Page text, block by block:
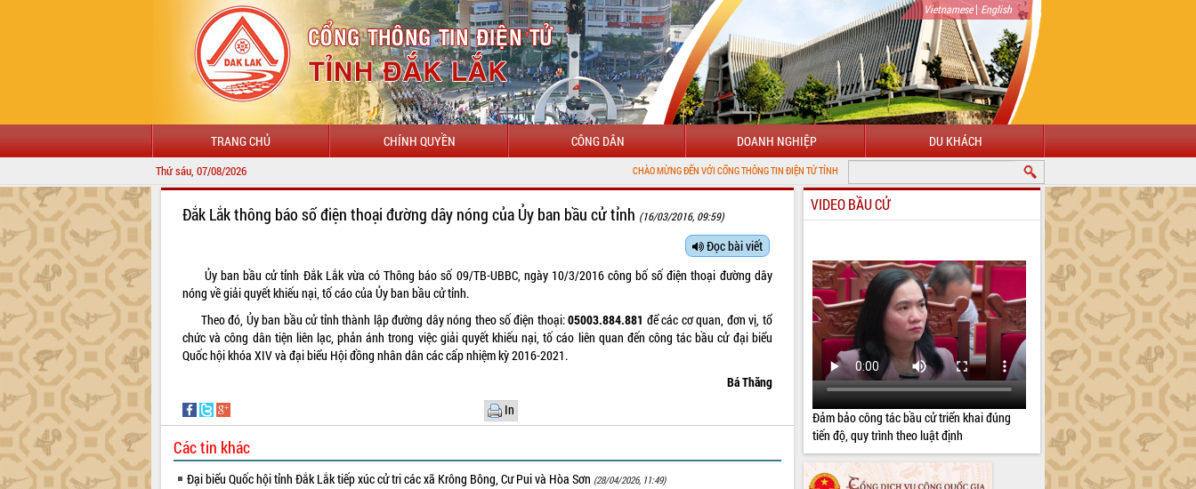
Vietnamese| English
TRANG CHỦ CHÍNH QUYỀN CÔNG DÂN DOANH NGHIỆP DU KHÁCH
Thứ sáu, 07/08/2026 CHÀO MỪNG ĐẾN VỚI CỔNG THÔNG TIN ĐIỆN TỬ TỈNH ĐẮK LẮK
Đắk Lắk thông báo số điện thoại đường dây nóng của Ủy ban bầu cử tỉnh (16/03/2016, 09:59)
Đọc bài viết
Ủy ban bầu cử tỉnh Đắk Lắk vừa có Thông báo số 09/TB-UBBC, ngày 10/3/2016 công bố số điện thoại đường dây
nóng về giải quyết khiếu nại, tố cáo của Ủy ban bầu cử tỉnh.
Theo đó, Ủy ban bầu cử tỉnh thành lập đường dây nóng theo số điện thoại:05003.884.881 để các cơ quan, đơn vị, tổ
chức và công dân tiện liên lạc, phản ánh trong việc giải quyết khiếu nại, tố cáo liên quan đến công tác bầu cử đại biểu
Quốc hội khóa XIV và đại biểu Hội đồng nhân dân các cấp nhiệm kỳ 2016-2021.
Bá Thăng
In
Các tin khác
Đại biểu Quốc hội tỉnh Đắk Lắk tiếp xúc cử tri các xã Krông Bông, Cư Pui và Hòa Sơn (28/04/2026, 11:49)
VIDEO BẦU CỬ
Đảm bảo công tác bầu cử triển khai đúng
tiến độ, quy trình theo luật định